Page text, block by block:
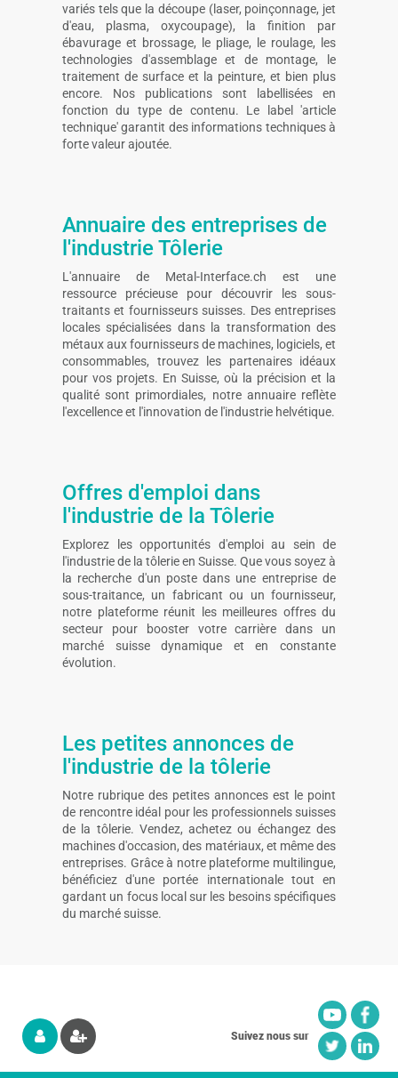
variés tels que la découpe (laser, poinçonnage, jet
d'eau, plasma, oxycoupage), la finition par
ébavurage et brossage, le pliage, le roulage, les
technologies d'assemblage et de montage, le
traitement de surface et la peinture, et bien plus
encore. Nos publications sont labellisées en
fonction du type de contenu. Le label 'article
technique' garantit des informations techniques à
forte valeur ajoutée.
Annuaire des entreprises de
l'industrie Tôlerie
L'annuaire de Metal-Interface.ch est une
ressource précieuse pour découvrir les sous-
traitants et fournisseurs suisses. Des entreprises
locales spécialisées dans la transformation des
métaux aux fournisseurs de machines, logiciels, et
consommables, trouvez les partenaires idéaux
pour vos projets. En Suisse, où la précision et la
qualité sont primordiales, notre annuaire reflète
l'excellence et l'innovation de l'industrie helvétique.
Offres d'emploi dans
l'industrie de la Tôlerie
Explorez les opportunités d'emploi au sein de
l'industrie de la tôlerie en Suisse. Que vous soyez à
la recherche d'un poste dans une entreprise de
sous-traitance, un fabricant ou un fournisseur,
notre plateforme réunit les meilleures offres du
secteur pour booster votre carrière dans un
marché suisse dynamique et en constante
évolution.
Les petites annonces de
l'industrie de la tôlerie
Notre rubrique des petites annonces est le point
de rencontre idéal pour les professionnels suisses
de la tôlerie. Vendez, achetez ou échangez des
machines d'occasion, des matériaux, et même des
entreprises. Grâce à notre plateforme multilingue,
bénéficiez d'une portée internationale tout en
gardant un focus local sur les besoins spécifiques
du marché suisse.
Suivez nous sur